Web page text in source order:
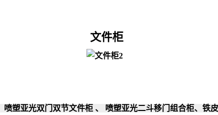
文件柜
塑亚光双门双节文件柜 、 喷塑亚光二斗移门组合柜、铁